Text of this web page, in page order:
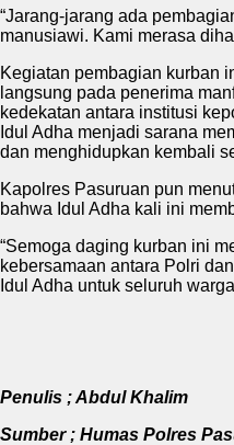
“Jarang-jarang ada
manusiawi. Kami merasa
Kegiatan pembagian kurban
langsung pada penerima
kedekatan antara institusi
Idul Adha menjadi sarana
dan menghidupkan kembali
Kapolres Pasuruan pun
bahwa Idul Adha kali ini
“Semoga daging kurban ini
kebersamaan antara Polri
Idul Adha untuk seluruh
Penulis ; Abdul Khalim
Sumber ; Humas Polres